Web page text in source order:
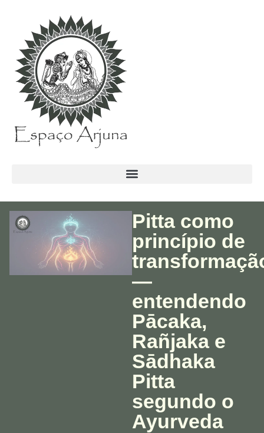
Pitta como
princípio de
—
entendendo
Pācaka,
Rañjaka e
Sādhaka
Pitta
segundo o
Ayurveda